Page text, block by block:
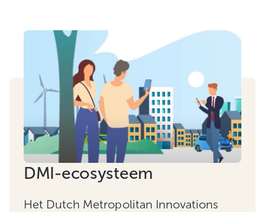
DMI-ecosysteem
Het Dutch Metropolitan Innovations